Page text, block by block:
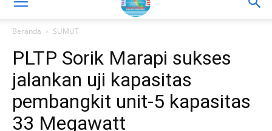
Beranda SUMUT
PLTP Sorik Marapi sukses
jalankan uji kapasitas
pembangkit unit-5 kapasitas
33 Megawatt